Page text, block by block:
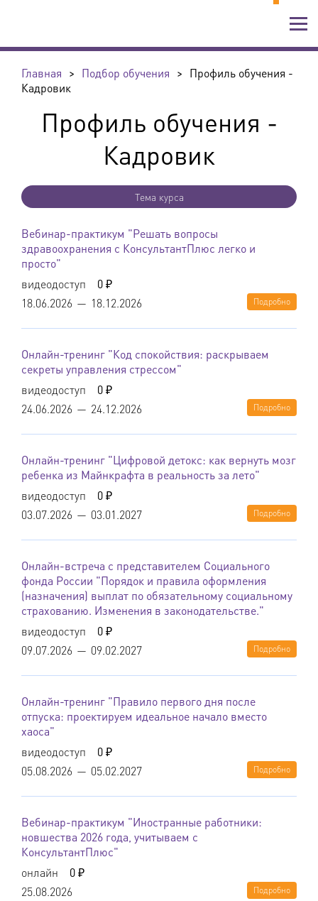
Главная > Подбор обучения > Профиль обучения -
Кадровик
Профиль обучения -
Кадровик
Тема курса
Вебинар-практикум "Решать вопросы
здравоохранения с КонсультантПлюс легко и
просто"
видеодоступ
18.06.2026 — 18.12.2026
0 ₽
Подробно
Онлайн-тренинг "Код спокойствия: раскрываем
секреты управления стрессом"
видеодоступ
24.06.2026 — 24.12.2026
0 ₽
Подробно
Онлайн-тренинг "Цифровой детокс: как вернуть мозг
ребенка из Майнкрафта в реальность за лето"
видеодоступ
03.07.2026 — 03.01.2027
0 ₽
Подробно
Онлайн-встреча с представителем Социального
фонда России "Порядок и правила оформления
(назначения) выплат по обязательному социальному
страхованию. Изменения в законодательстве."
видеодоступ
09.07.2026 — 09.02.2027
0 ₽
Подробно
Онлайн-тренинг "Правило первого дня после
отпуска: проектируем идеальное начало вместо
хаоса"
видеодоступ
05.08.2026 — 05.02.2027
0 ₽
Подробно
Вебинар-практикум "Иностранные работники:
новшества 2026 года, учитываем с
КонсультантПлюс"
онлайн
25.08.2026
0 ₽
Подробно